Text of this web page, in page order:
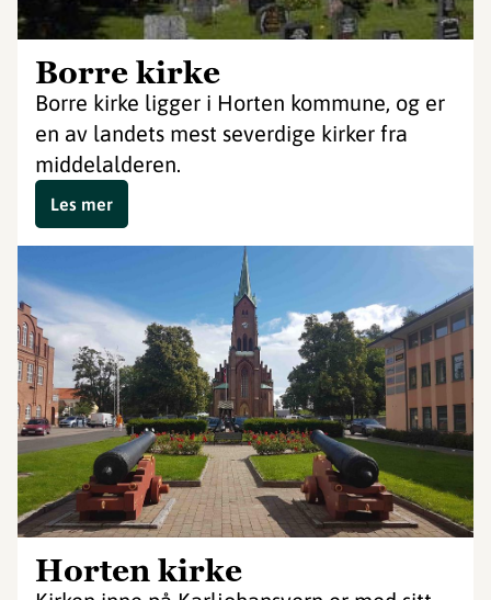
Borre kirke
Borre kirke ligger i Horten kommune, og er
en av landets mest severdige kirker fra
middelalderen.
Les mer
Horten kirke